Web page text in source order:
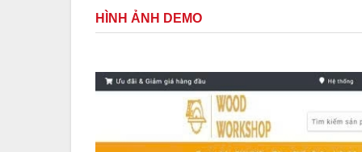
HÌNH ẢNH DEMO